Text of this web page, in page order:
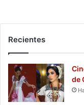
Recientes
de